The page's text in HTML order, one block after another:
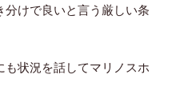
けで良いと言う厳しい条
状況を話してマリノスホ